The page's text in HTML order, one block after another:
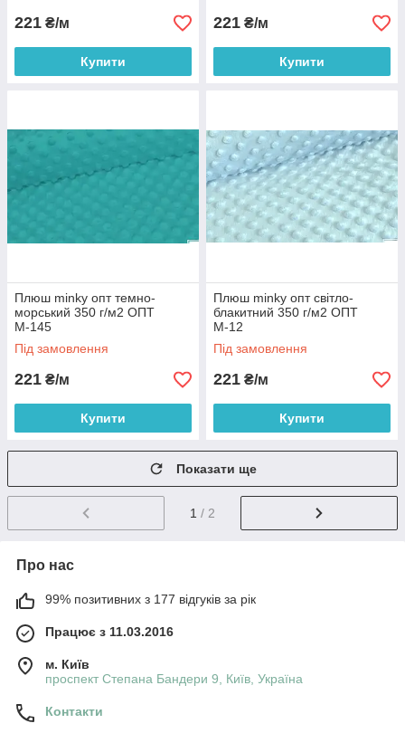
221 ₴/м
Купити
221 ₴/м
Купити
Плюш minky опт темно-
морський 350 г/м2 ОПТ
М-145
Під замовлення
221 ₴/м
Купити
Плюш minky опт світло-
блакитний 350 г/м2 ОПТ
М-12
Під замовлення
221 ₴/м
Купити
Показати ще
1 / 2
Про нас
99% позитивних з 177 відгуків за рік
Працює з 11.03.2016
м. Київ
проспект Степана Бандери 9, Київ, Україна
Контакти